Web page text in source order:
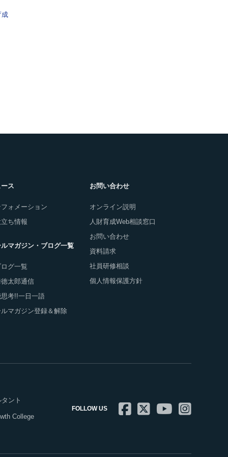
成
ス
ォメーション
ち情報
マガジン・ブログ一覧
グ一覧
太郎通信
考!!一日一語
マガジン登録＆解除
お問い合わせ
オンライン説明
人財育成Web相談窓口
お問い合わせ
資料請求
社員研修相談
個人情報保護方針
ント
College
FOLLOW US